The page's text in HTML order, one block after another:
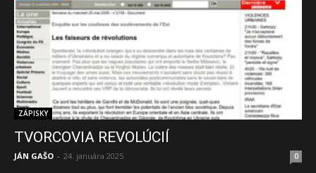
ZÁPISKY
TVORCOVIA REVOLÚCIÍ
JÁN GAŠO - 24. januára 2025 0